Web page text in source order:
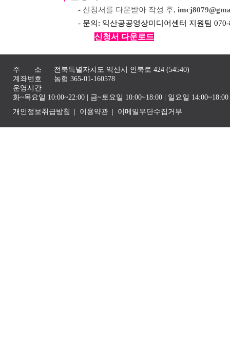
- 신청서를 다운받아 작성 후,
- 문의: 익산공공영상미디어센터 지원팀
신청서 다운로드
주 소
전북특별자치도 익산시 인북로 424 (54540)
계좌번호
농협 365-01-160578
운영시간
화~목요일 10:00~22:00 | 금~토요일 10:00~18:00 | 일요일
개인정보취급방침
이용약관 이메일무단수집거부